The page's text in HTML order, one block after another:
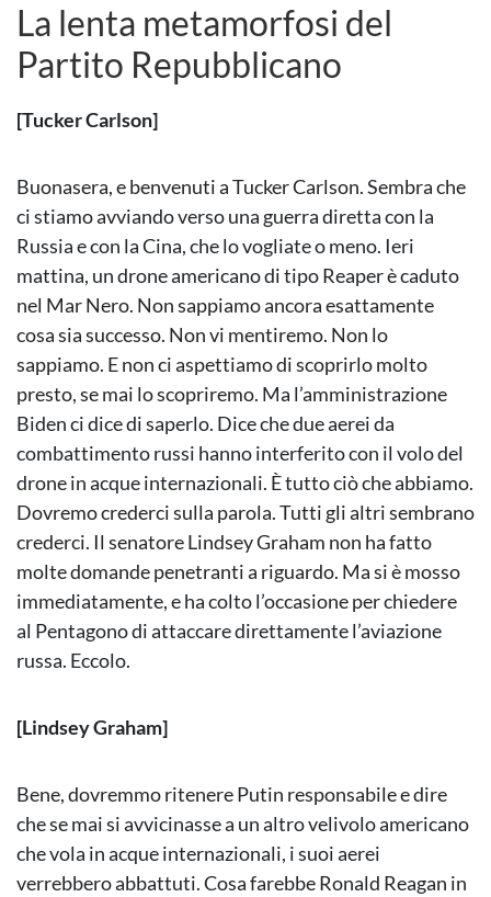
La lenta metamorfosi del
Partito Repubblicano
[Tucker Carlson]
Buonasera, e benvenuti a Tucker Carlson. Sembra che
ci stiamo avviando verso una guerra diretta con la
Russia e con la Cina, che lo vogliate o meno. Ieri
mattina, un drone americano di tipo Reaper è caduto
nel Mar Nero. Non sappiamo ancora esattamente
cosa sia successo. Non vi mentiremo. Non lo
sappiamo. E non ci aspettiamo di scoprirlo molto
presto, se mai lo scopriremo. Ma l’amministrazione
Biden ci dice di saperlo. Dice che due aerei da
combattimento russi hanno interferito con il volo del
drone in acque internazionali. È tutto ciò che abbiamo.
Dovremo crederci sulla parola. Tutti gli altri sembrano
crederci. Il senatore Lindsey Graham non ha fatto
molte domande penetranti a riguardo. Ma si è mosso
immediatamente, e ha colto l’occasione per chiedere
al Pentagono di attaccare direttamente l’aviazione
russa. Eccolo.
[Lindsey Graham]
Bene, dovremmo ritenere Putin responsabile e dire
che se mai si avvicinasse a un altro velivolo americano
che vola in acque internazionali, i suoi aerei
verrebbero abbattuti. Cosa farebbe Ronald Reagan in